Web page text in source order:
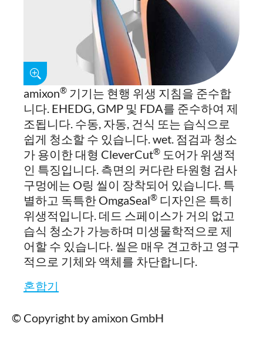
amixon® 기기는 현행 위생 지침을 준수합
니다. EHEDG, GMP 및 FDA를 준수하여 제
조됩니다. 수동, 자동, 건식 또는 습식으로
쉽게 청소할 수 있습니다. wet. 점검과 청소
가 용이한 대형 CleverCut® 도어가 위생적
인 특징입니다. 측면의 커다란 타원형 검사
구멍에는 O링 씰이 장착되어 있습니다. 특
별하고 독특한 OmgaSeal® 디자인은 특히
위생적입니다. 데드 스페이스가 거의 없고
습식 청소가 가능하며 미생물학적으로 제
어할 수 있습니다. 씰은 매우 견고하고 영구
적으로 기체와 액체를 차단합니다.
혼합기
© Copyright by amixon GmbH